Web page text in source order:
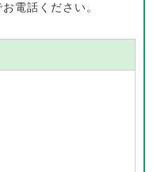
電話ください。